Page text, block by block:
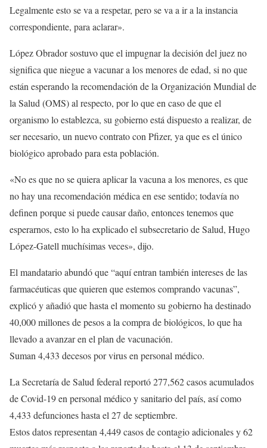
Legalmente esto se va a respetar, pero se va a ir a la instancia
correspondiente, para aclarar».
López Obrador sostuvo que el impugnar la decisión del juez no
significa que niegue a vacunar a los menores de edad, si no que
están esperando la recomendación de la Organización Mundial de
la Salud (OMS) al respecto, por lo que en caso de que el
organismo lo establezca, su gobierno está dispuesto a realizar, de
ser necesario, un nuevo contrato con Pfizer, ya que es el único
biológico aprobado para esta población.
«No es que no se quiera aplicar la vacuna a los menores, es que
no hay una recomendación médica en ese sentido; todavía no
definen porque si puede causar daño, entonces tenemos que
esperarnos, esto lo ha explicado el subsecretario de Salud, Hugo
López-Gatell muchísimas veces», dijo.
El mandatario abundó que “aquí entran también intereses de las
farmacéuticas que quieren que estemos comprando vacunas”,
explicó y añadió que hasta el momento su gobierno ha destinado
40,000 millones de pesos a la compra de biológicos, lo que ha
llevado a avanzar en el plan de vacunación.
Suman 4,433 decesos por virus en personal médico.
La Secretaría de Salud federal reportó 277,562 casos acumulados
de Covid-19 en personal médico y sanitario del país, así como
4,433 defunciones hasta el 27 de septiembre.
Estos datos representan 4,449 casos de contagio adicionales y 62